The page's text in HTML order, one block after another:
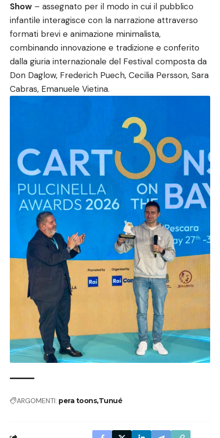
Show – assegnato per il modo in cui il pubblico
infantile interagisce con la narrazione attraverso
formati brevi e animazione minimalista,
combinando innovazione e tradizione e conferito
dalla giuria internazionale del Festival composta da
Don Daglow, Frederich Puech, Cecilia Persson, Sara
Cabras, Emanuele Vietina.
ARGOMENTI: pera toonsTunué